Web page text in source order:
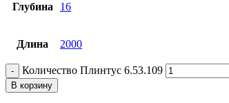
Глубина 16
Длина 2000
Количество Плинтус 6.53.109
В корзину